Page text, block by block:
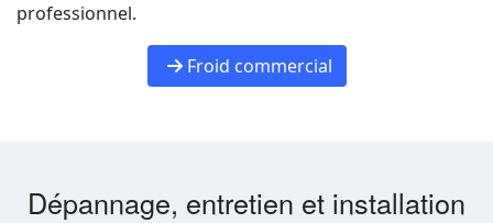
professionnel.
Froid commercial
Dépannage, entretien et installation